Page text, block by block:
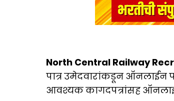
North Central Railway
पात्र उमेदवारांकडून ऑनलाईन
आवश्यक कागदपत्रांसह